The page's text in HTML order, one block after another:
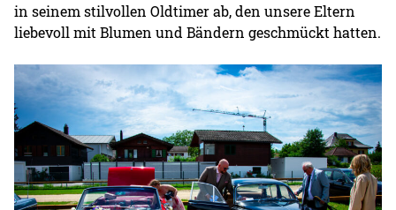
in seinem stilvollen Oldtimer ab, den unsere Eltern
liebevoll mit Blumen und Bändern geschmückt hatten.